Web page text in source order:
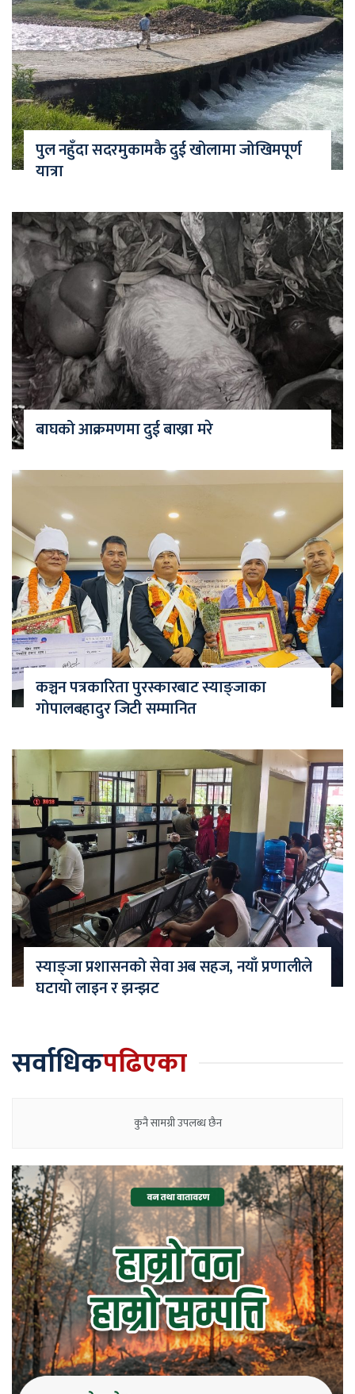
पुल नहुँदा सदरमुकामकै दुई खोलामा जोखिमपूर्ण
यात्रा
बाघको आक्रमणमा दुई बाख्रा मरे
कञ्चन पत्रकारिता पुरस्कारबाट स्याङ्जाका
गोपालबहादुर जिटी सम्मानित
स्याङ्जा प्रशासनको सेवा अब सहज, नयाँ प्रणालीले
घटायो लाइन र झन्झट
सर्वाधिकपढिएका
कुनै सामग्री उपलब्ध छैन